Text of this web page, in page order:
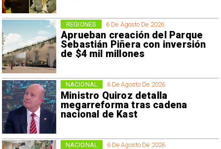
6 De Agosto De 2026
Aprueban creación del Parque
Sebastián Piñera con inversión
de $4 mil millones
REGIONES
6 De Agosto De 2026
Ministro Quiroz detalla
megarreforma tras cadena
nacional de Kast
NACIONAL
6 De Agosto De 2026
NACIONAL